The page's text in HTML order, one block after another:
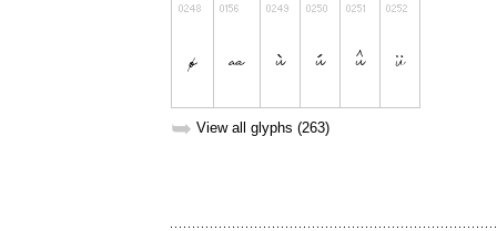
➥ View all glyphs (263)